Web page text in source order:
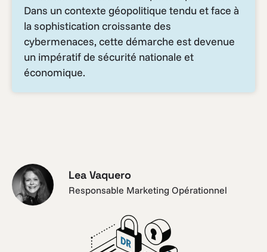
Dans un contexte géopolitique tendu et face à
la sophistication croissante des
cybermenaces, cette démarche est devenue
un impératif de sécurité nationale et
économique.
Lea Vaquero
Responsable Marketing Opérationnel